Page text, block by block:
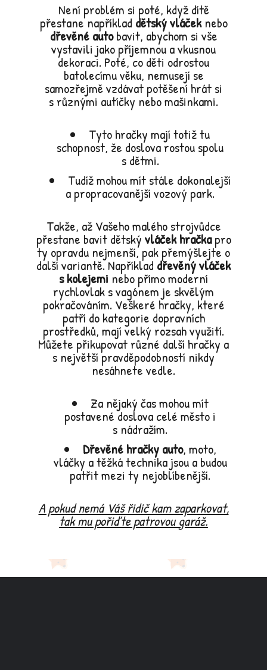
Není problém si poté, když dítě
přestane například dětský vláčeknebo
dřevěné autobavit, abychom si vše
vystavili jako příjemnou a vkusnou
dekoraci. Poté, co děti odrostou
batolecímu věku, nemusejí se
samozřejmě vzdávat potěšení hrát si
s různými autíčky nebo mašinkami.
Tyto hračky mají totiž tu
schopnost, že doslova rostou spolu
s dětmi.
Tudíž mohou mít stále dokonalejší
a propracovanější vozový park.
Takže, až Vašeho malého strojvůdce
přestane bavit dětský vláček hračkapro
ty opravdu nejmenší, pak přemýšlejte o
další variantě. Například dřevěný vláček
s kolejemi nebo přímo moderní
rychlovlak s vagónem je skvělým
pokračováním. Veškeré hračky, které
patří do kategorie dopravních
prostředků, mají velký rozsah využití.
Můžete přikupovat různé další hračky a
s největší pravděpodobností nikdy
nesáhnete vedle.
Za nějaký čas mohou mít
postavené doslova celé město i
s nádražím.
Dřevěné hračky auto, moto,
vláčky a těžká technika jsou a budou
patřit mezi ty nejoblíbenější.
A pokud nemá Váš řidič kam zaparkovat,
tak mu pořiďte patrovou garáž.